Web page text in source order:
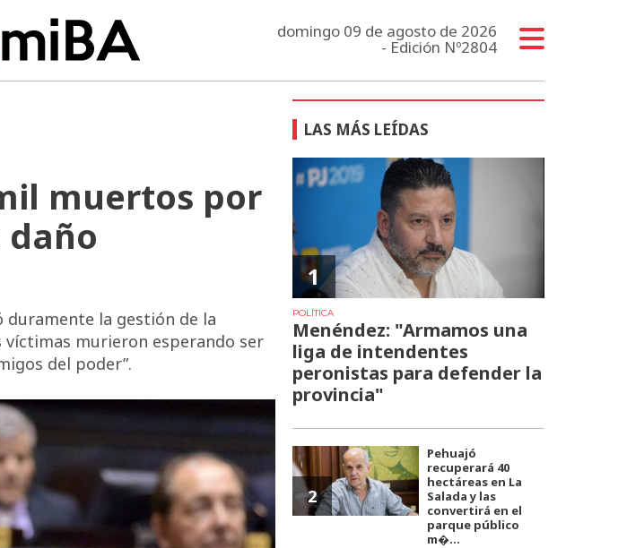
domingo 09 de agosto de 2026
- Edición Nº2804
muertos por
daño
duramente la gestión de la
víctimas murieron esperando ser
del poder”.
LAS MÁS LEÍDAS
1
POLÍTICA
Menéndez: "Armamos una
liga de intendentes
peronistas para defender la
provincia"
2
Pehuajó
recuperará 40
hectáreas en La
Salada y las
convertirá en el
parque público
m�...